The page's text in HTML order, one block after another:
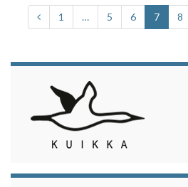
o
e
A
p
1 … 5 6 7 8